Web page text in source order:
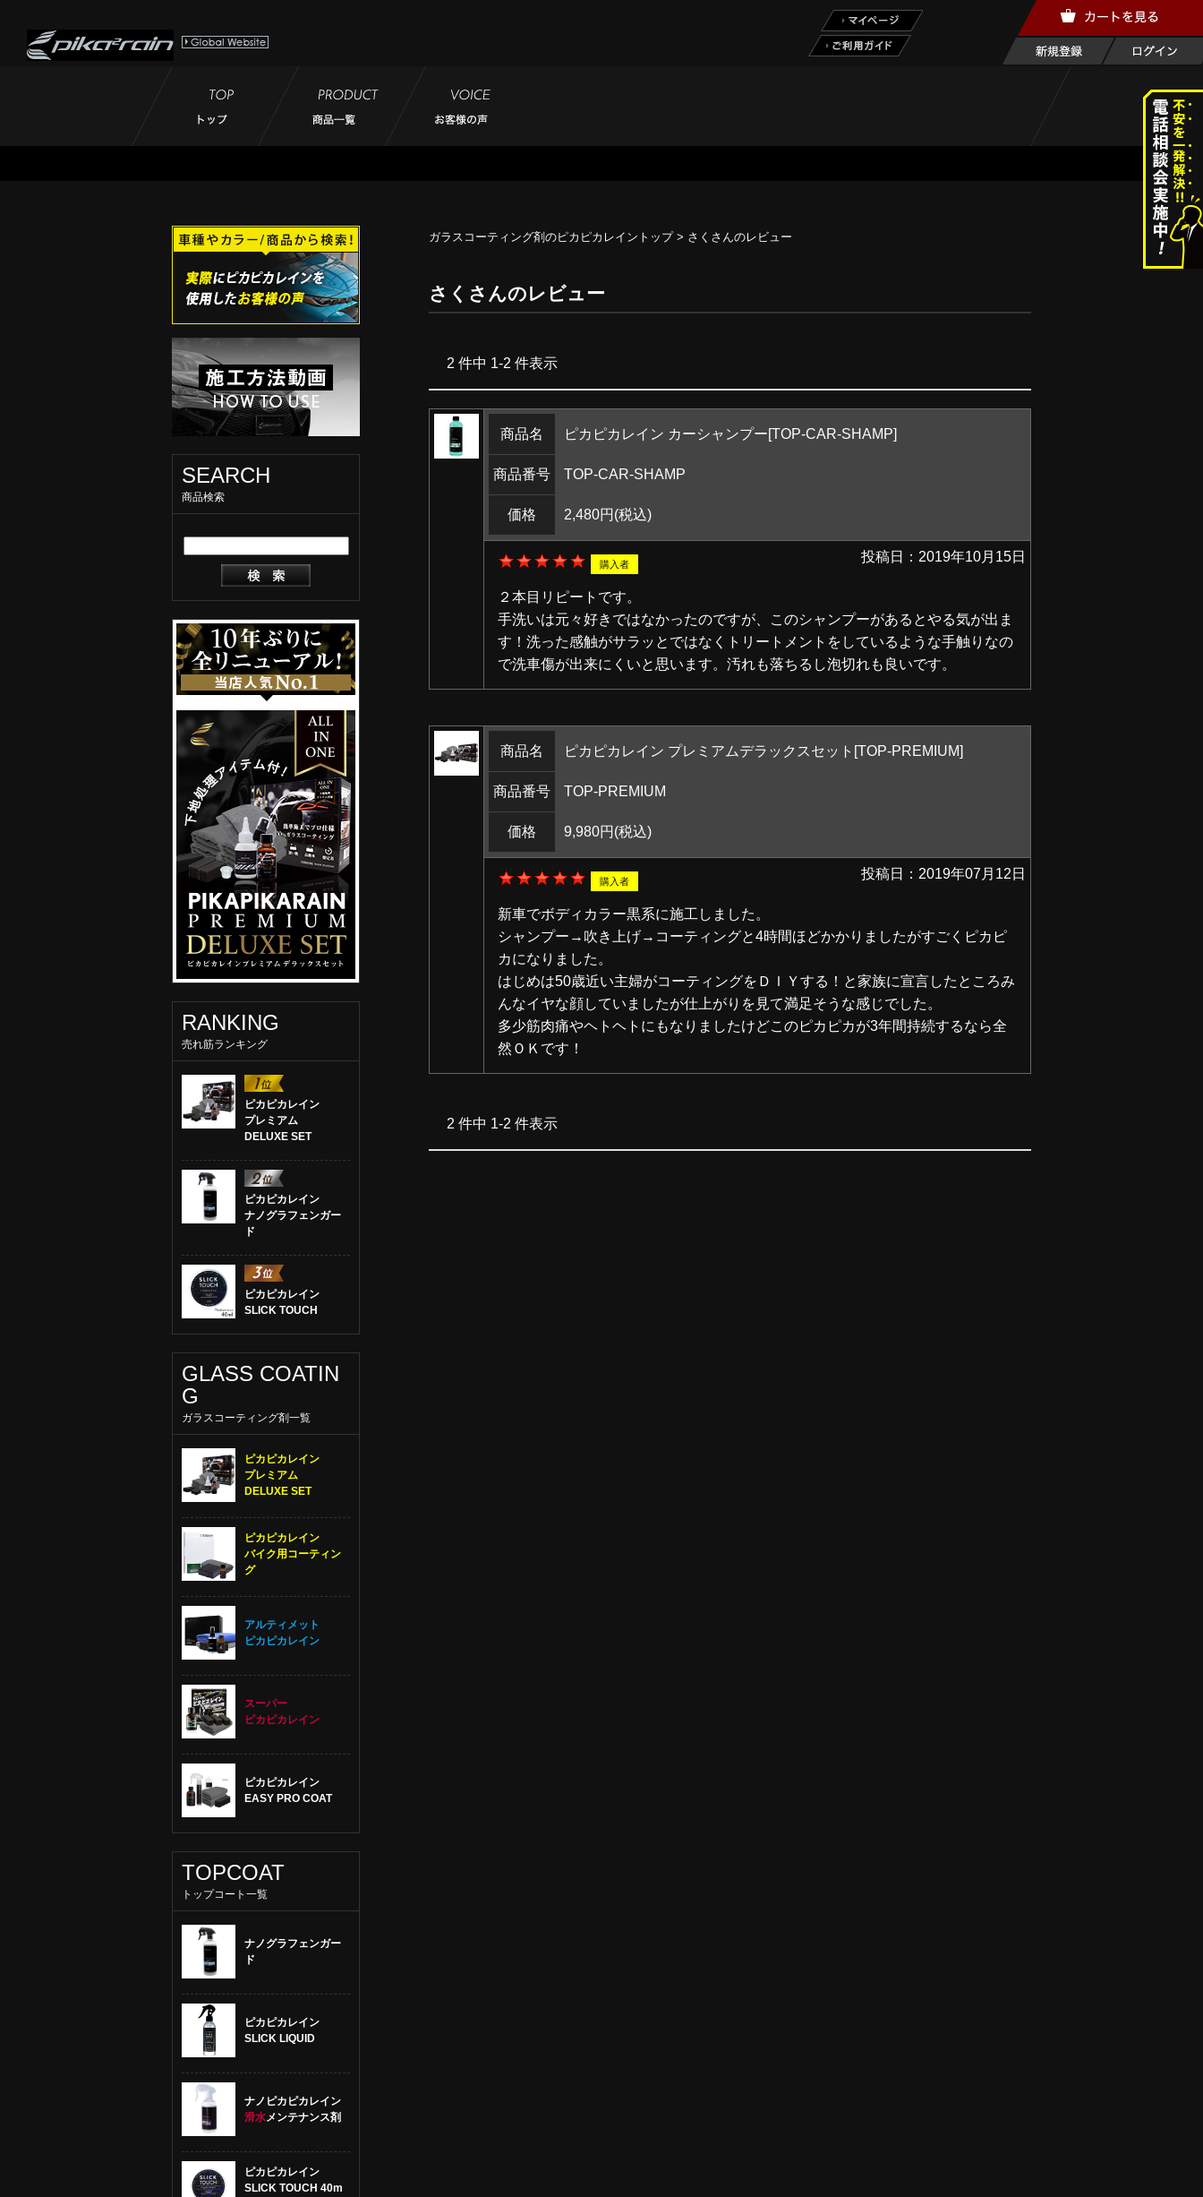
SEARCH
商品検索
RANKING
売れ筋ランキング
ピカピカレイン
プレミアム
DELUXE SET
ピカピカレイン
ナノグラフェンガー
ド
ピカピカレイン
SLICK TOUCH
GLASS COATIN
G
ガラスコーティング剤一覧
ピカピカレイン
プレミアム
DELUXE SET
ピカピカレイン
バイク用コーティン
グ
アルティメット
ピカピカレイン
スーパー
ピカピカレイン
ピカピカレイン
EASY PRO COAT
TOPCOAT
トップコート一覧
ナノグラフェンガー
ド
ピカピカレイン
SLICK LIQUID
ナノピカピカレイン
滑水メンテナンス剤
ピカピカレイン
SLICK TOUCH 40m
ガラスコーティング剤のピカピカレイントップ> さくさんのレビュー
さくさんのレビュー
2 件中 1-2 件表示
商品名 ピカピカレイン カーシャンプー[TOP-CAR-SHAMP]
商品番号 TOP-CAR-SHAMP
価格 2,480円 (税込)
投稿日：2019年10月15日
購入者
２本目リピートです。
手洗いは元々好きではなかったのですが、このシャンプーがあるとやる気が出ま
す！洗った感触がサラッとではなくトリートメントをしているような手触りなの
で洗車傷が出来にくいと思います。汚れも落ちるし泡切れも良いです。
商品名 ピカピカレイン プレミアムデラックスセット[TOP-PREMIUM]
商品番号 TOP-PREMIUM
価格 9,980円 (税込)
投稿日：2019年07月12日
購入者
新車でボディカラー黒系に施工しました。
シャンプー→吹き上げ→コーティングと4時間ほどかかりましたがすごくピカピ
カになりました。
はじめは50歳近い主婦がコーティングをＤＩＹする！と家族に宣言したところみ
んなイヤな顔していましたが仕上がりを見て満足そうな感じでした。
多少筋肉痛やヘトヘトにもなりましたけどこのピカピカが3年間持続するなら全
然ＯＫです！
2 件中 1-2 件表示